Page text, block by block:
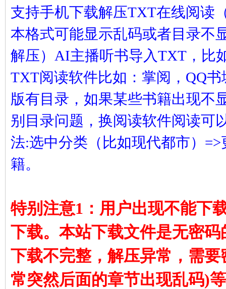
支持手机下载解压TXT在线阅读
本格式可能显示乱码或者目录不
解压）AI主播听书导入TXT，比
TXT阅读软件比如：掌阅，QQ
版有目录，如果某些书籍出现不
别目录问题，换阅读软件阅读可
法:选中分类（比如现代都市）
籍。
特别注意1：用户出现不能下
下载。本站下载文件是无密
下载不完整，解压异常，需
常突然后面的章节出现乱码)